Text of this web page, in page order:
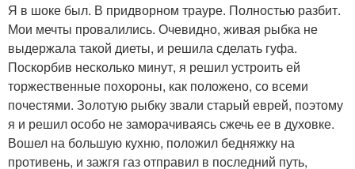
Я в шоке был. В придворном трауре. Полностью разбит.
Мои мечты провалились. Очевидно, живая рыбка не
выдержала такой диеты, и решила сделать гуфа.
Поскорбив несколько минут, я решил устроить ей
торжественные похороны, как положено, со всеми
почестями. Золотую рыбку звали старый еврей, поэтому
я и решил особо не заморачиваясь сжечь ее в духовке.
Вошел на большую кухню, положил бедняжку на
противень, и зажгя газ отправил в последний путь,